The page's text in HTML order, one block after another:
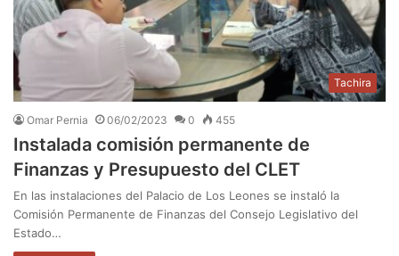
Tachira
Omar Pernia 06/02/2023 0 455
Instalada comisión permanente de
Finanzas y Presupuesto del CLET
En las instalaciones del Palacio de Los Leones se instaló la
Comisión Permanente de Finanzas del Consejo Legislativo del
Estado…